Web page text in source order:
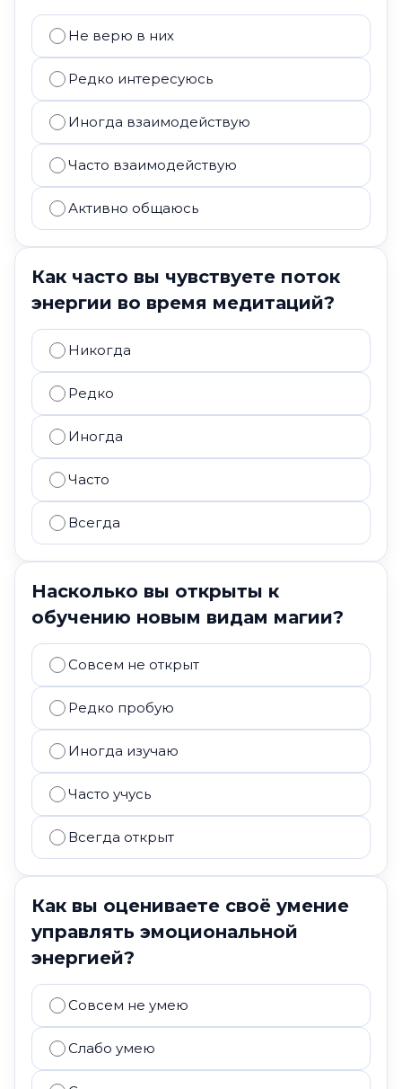
Не верю в них
Редко интересуюсь
Иногда взаимодействую
Часто взаимодействую
Активно общаюсь
Как часто вы чувствуете поток
энергии во время медитаций?
Никогда
Редко
Иногда
Часто
Всегда
Насколько вы открыты к
обучению новым видам магии?
Совсем не открыт
Редко пробую
Иногда изучаю
Часто учусь
Всегда открыт
Как вы оцениваете своё умение
управлять эмоциональной
энергией?
Совсем не умею
Слабо умею